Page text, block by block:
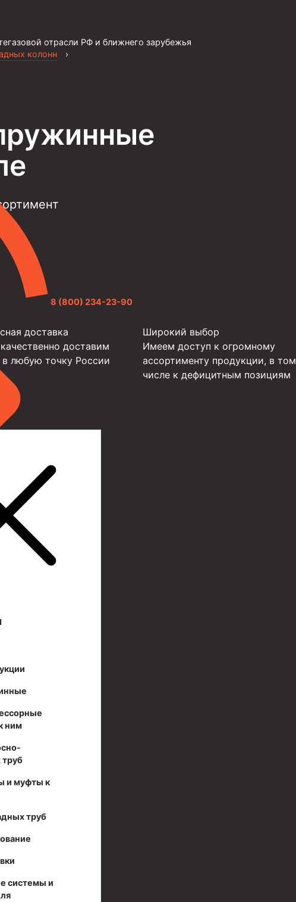
отрасли РФ и ближнего зарубежья
8 (800) 234-23-90
колонн
›
доставка
доставим
в любую точку России
Широкий выбор
Имеем доступ к огромному
ассортименту продукции, в том
числе к дефицитным позициям
ним
и муфты к
труб
системы и